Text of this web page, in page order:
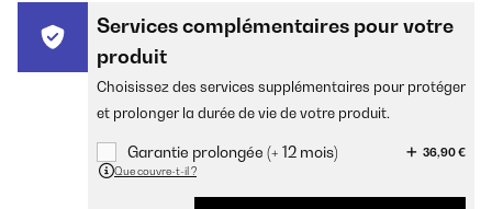
Services complémentaires pour votre
produit
Choisissez des services supplémentaires pour protéger
et prolonger la durée de vie de votre produit.
Garantie prolongée (+ 12 mois)
36,90 €
Que couvre-t-il ?